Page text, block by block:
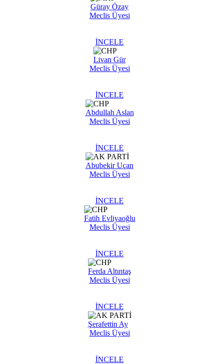
Güray Özay
Meclis Üyesi
İNCELE
Livan Gür
Meclis Üyesi
İNCELE
Abdullah Aslan
Meclis Üyesi
İNCELE
Abubekir Uçan
Meclis Üyesi
İNCELE
Fatih Evliyaoğlu
Meclis Üyesi
İNCELE
Ferda Altıntaş
Meclis Üyesi
İNCELE
Şerafettin Ay
Meclis Üyesi
İNCELE